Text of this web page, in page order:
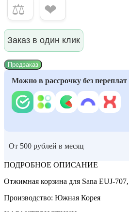
⚖ ❤
Заказ в один клик
Предзаказ
Можно в рассрочку без переплат
От 500 рублей в месяц
ПОДРОБНОЕ ОПИСАНИЕ
Отжимная корзина для Sana EUJ-
Производство: Южная Корея